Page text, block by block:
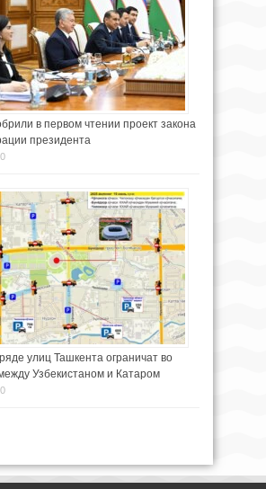
в первом чтении проект закона
президента
улиц Ташкента ограничат во
Узбекистаном и Катаром